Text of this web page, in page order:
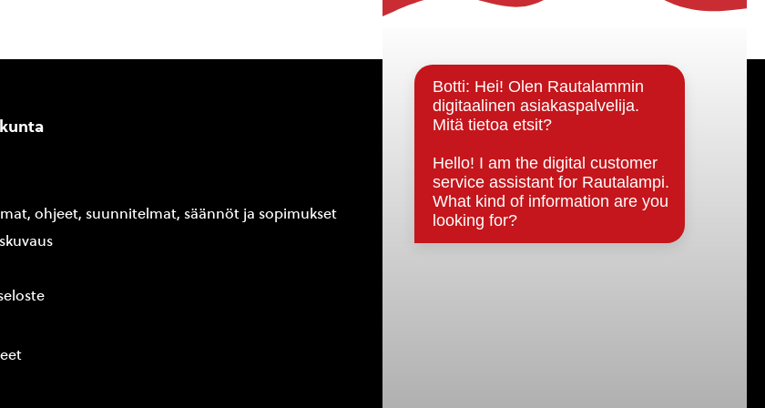
ohjeet, suunnitelmat, säännöt ja sopimukset
Päätöksenteko ja lähidemokratia
Päätökset, esityslistat & pöytäkirjat
Hallinto
Kunnanhallitus
Kunnanvaltuusto